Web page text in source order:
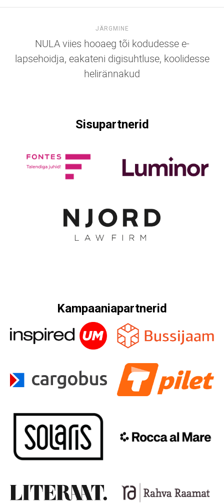
JÄRGMINE
NULA viies hooaeg tõi kodudesse e-
lapsehoidja, eakateni digisuhtluse, koolidesse
helirännakud
Sisupartnerid
Kampaaniapartnerid